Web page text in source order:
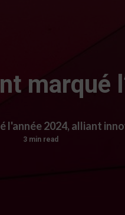
marqué
l'année 2024, alliant
3 min read